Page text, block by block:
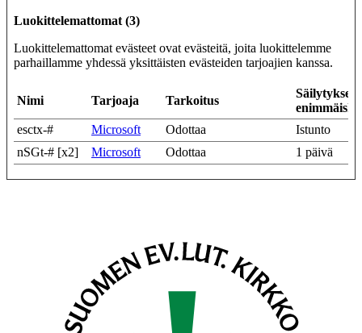
Luokittelemattomat (3)
Luokittelemattomat evästeet ovat evästeitä, joita luokittelemme
parhaillamme yhdessä yksittäisten evästeiden tarjoajien kanssa.
Nimi Tarjoaja Tarkoitus
Säilytyksen
esctx-#
Microsoft Odottaa
Istunto
nSGt-# [x2]
Microsoft Odottaa 1 päivä